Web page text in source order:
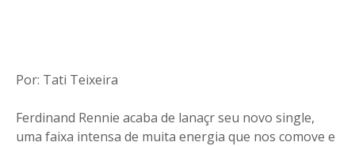
Por: Tati Teixeira
Ferdinand Rennie acaba de lanaçr seu novo single,
uma faixa intensa de muita energia que nos comove e